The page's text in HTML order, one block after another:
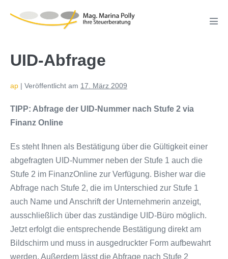
Inhalt
UID-Abfrage
ap | Veröffentlicht am 17. März 2009
TIPP: Abfrage der UID-Nummer nach Stufe 2 via
Finanz Online
Es steht Ihnen als Bestätigung über die Gültigkeit einer
abgefragten UID-Nummer neben der Stufe 1 auch die
Stufe 2 im FinanzOnline zur Verfügung. Bisher war die
Abfrage nach Stufe 2, die im Unterschied zur Stufe 1
auch Name und Anschrift der Unternehmerin anzeigt,
ausschließlich über das zuständige UID-Büro möglich.
Jetzt erfolgt die entsprechende Bestätigung direkt am
Bildschirm und muss in ausgedruckter Form aufbewahrt
werden. Außerdem lässt die Abfrage nach Stufe 2